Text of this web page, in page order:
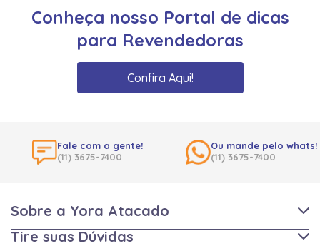
Conheça nosso Portal de dicas
para Revendedoras
Confira Aqui!
Fale com a gente!
(11) 3675-7400
Ou mande pelo whats!
(11) 3675-7400
Sobre a Yora Atacado
Tire suas Dúvidas